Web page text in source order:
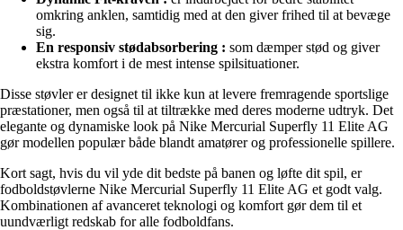
omkring anklen, samtidig med at den giver frihed til at bevæge
sig.
En responsiv stødabsorbering : som dæmper stød og giver
ekstra komfort i de mest intense spilsituationer.
Disse støvler er designet til ikke kun at levere fremragende sportslige
præstationer, men også til at tiltrække med deres moderne udtryk. Det
elegante og dynamiske look på Nike Mercurial Superfly 11 Elite AG
gør modellen populær både blandt amatører og professionelle spillere.
Kort sagt, hvis du vil yde dit bedste på banen og løfte dit spil, er
fodboldstøvlerne Nike Mercurial Superfly 11 Elite AG et godt valg.
Kombinationen af avanceret teknologi og komfort gør dem til et
uundværligt redskab for alle fodboldfans.